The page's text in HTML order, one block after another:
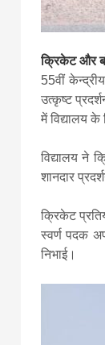
क्रिकेट और
55वीं
उत्कृष्ट
में विद्यालय
विद्यालय ने
शानदार
क्रिकेट
स्वर्ण पदक
निभाई।